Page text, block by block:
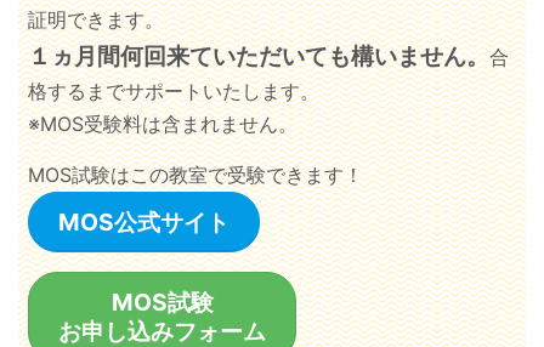
証明できます。
１ヵ月間何回来ていただいても構いません。合
格するまでサポートいたします。
※MOS受験料は含まれません。
MOS試験はこの教室で受験できます！
MOS公式サイト
MOS試験
お申し込みフォーム